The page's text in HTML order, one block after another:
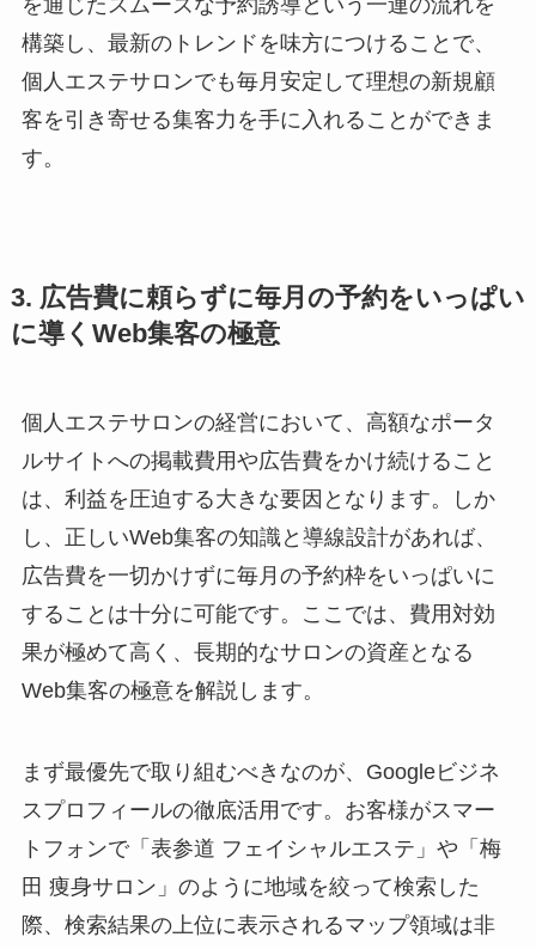
構築し、最新のトレンドを味方につけることで、
個人エステサロンでも毎月安定して理想の新規顧
客を引き寄せる集客力を手に入れることができま
す。
3. 広告費に頼らずに毎月の予約をいっぱい
に導くWeb集客の極意
個人エステサロンの経営において、高額なポータ
ルサイトへの掲載費用や広告費をかけ続けること
は、利益を圧迫する大きな要因となります。しか
し、正しいWeb集客の知識と導線設計があれば、
広告費を一切かけずに毎月の予約枠をいっぱいに
することは十分に可能です。ここでは、費用対効
果が極めて高く、長期的なサロンの資産となる
Web集客の極意を解説します。
まず最優先で取り組むべきなのが、Googleビジネ
スプロフィールの徹底活用です。お客様がスマー
トフォンで「表参道 フェイシャルエステ」や「梅
田 痩身サロン」のように地域を絞って検索した
際、検索結果の上位に表示されるマップ領域は非